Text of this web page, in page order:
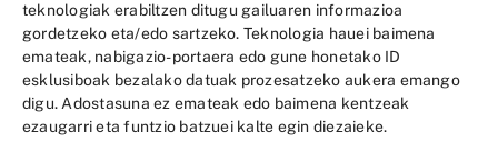
teknologiak erabiltzen ditugu gailuaren informazioa
gordetzeko eta/edo sartzeko. Teknologia hauei baimena
emateak, nabigazio-portaera edo gune honetako ID
esklusiboak bezalako datuak prozesatzeko aukera emango
digu. Adostasuna ez emateak edo baimena kentzeak
ezaugarri eta funtzio batzuei kalte egin diezaieke.